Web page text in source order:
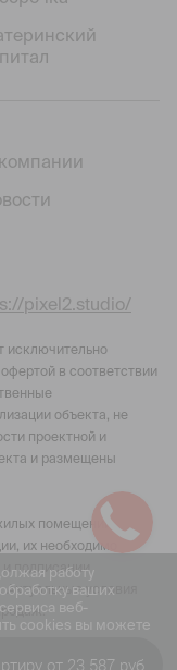
работу
ваших
веб-
cookies вы можете
pixel2.studio/
исключительно
в соответствии
объекта, не
проектной и
и размещены
помещений
их необходимо
подписании
условия
от 23 587 руб